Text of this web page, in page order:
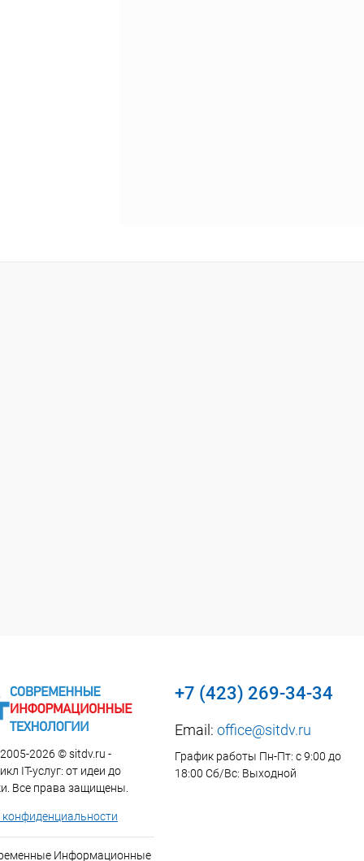
2026 © sitdv.ru -
IT-услуг: от идеи до
Все права защищены.
Информационные
+7 (423) 269-34-34
Email: office@sitdv.ru
График работы Пн-Пт: с 9:00 до
18:00 Сб/Вс: Выходной